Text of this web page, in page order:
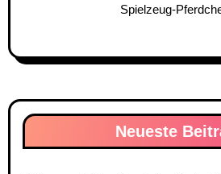
Spielzeug-
Neueste